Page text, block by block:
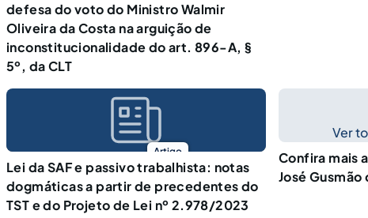
defesa do voto do Ministro Walmir
Oliveira da Costa na arguição de
inconstitucionalidade do art. 896-A, §
5º, da CLT
Artigo
Lei da SAF e passivo trabalhista: notas
dogmáticas a partir de precedentes do
TST e do Projeto de Lei nº 2.978/2023
Ver
Confira mais
José Gusmão